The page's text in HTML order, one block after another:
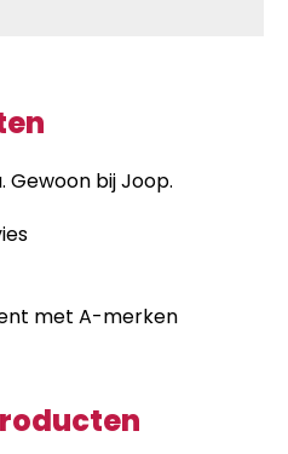
bij Joop.
met A-merken